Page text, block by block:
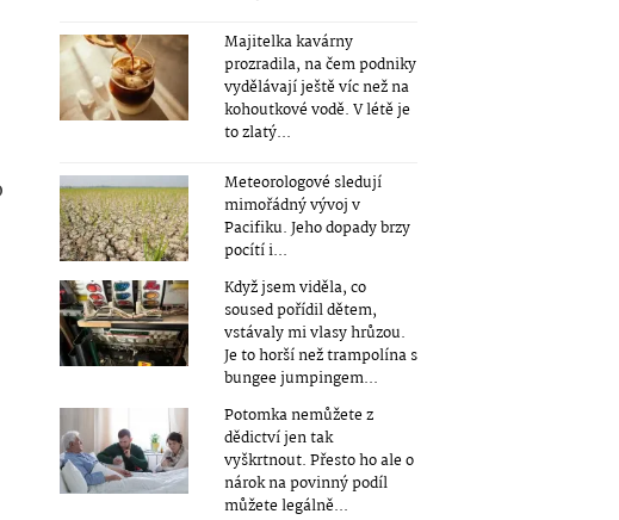
Majitelka kavárny
prozradila, na čem podniky
vydělávají ještě víc než na
kohoutkové vodě. V létě je
to zlatý...
Meteorologové sledují
mimořádný vývoj v
Pacifiku. Jeho dopady brzy
pocítí i...
Když jsem viděla, co
soused pořídil dětem,
vstávaly mi vlasy hrůzou.
Je to horší než trampolína s
bungee jumpingem...
Potomka nemůžete z
dědictví jen tak
vyškrtnout. Přesto ho ale o
nárok na povinný podíl
můžete legálně...